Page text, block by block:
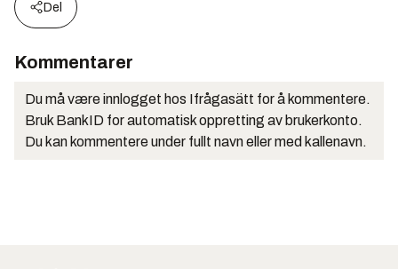
Del
Kommentarer
Du må være innlogget hos Ifrågasätt for å kommentere.
Bruk BankID for automatisk oppretting av brukerkonto.
Du kan kommentere under fullt navn eller med kallenavn.